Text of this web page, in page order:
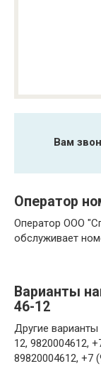
Вам
Оператор
Оператор ООО
обслуживает
Варианты
46-12
Другие варианты
12, 9820004612,
89820004612, +7